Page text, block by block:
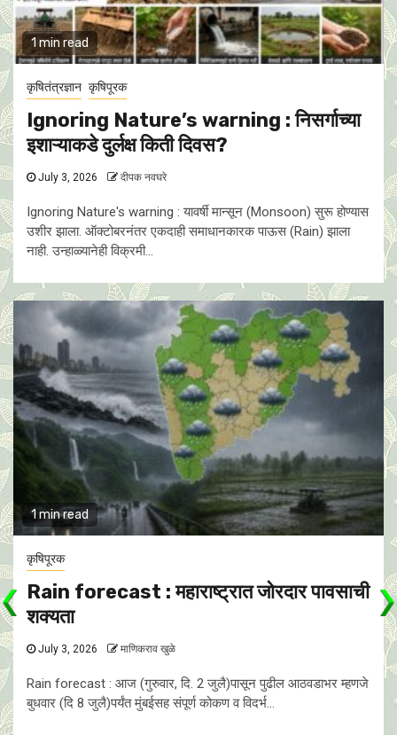
1 min read
कृषितंत्रज्ञान कृषिपूरक
Ignoring Nature’s warning : निसर्गाच्या
इशाऱ्याकडे दुर्लक्ष किती दिवस?
July 3, 2026 दीपक नवघरे
Ignoring Nature's warning : यावर्षी मान्सून (Monsoon) सुरू होण्यास
उशीर झाला. ऑक्टोबरनंतर एकदाही समाधानकारक पाऊस (Rain) झाला
नाही. उन्हाळ्यानेही विक्रमी...
1 min read
कृषिपूरक
Rain forecast : महाराष्ट्रात जोरदार पावसाची
शक्यता
July 3, 2026 माणिकराव खुळे
Rain forecast : आज (गुरुवार, दि. 2 जुलै)पासून पुढील आठवडाभर म्हणजे
बुधवार (दि 8 जुलै)पर्यंत मुंबईसह संपूर्ण कोकण व विदर्भ...